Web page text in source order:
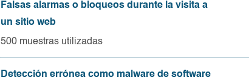
Falsas alarmas o bloqueos durante la visita a
un sitio web
500 muestras utilizadas
Detección errónea como malware de software